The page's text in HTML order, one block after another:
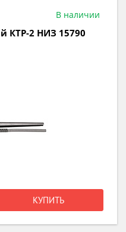
В наличии
КТР-2 НИЗ 15790
КУПИТЬ